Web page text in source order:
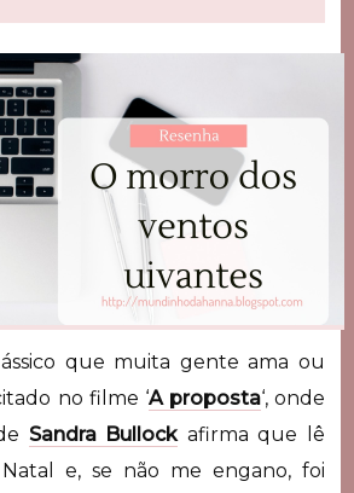
que muita gente ama ou
no filme ‘A proposta‘, onde
Sandra Bullock afirma que lê
e, se não me engano, foi